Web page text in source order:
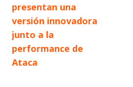
entradas
presentan una
versión innovadora
junto a la
performance de
Ataca